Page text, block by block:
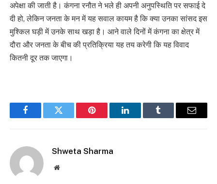
अपेक्षा की जाती है। कंगना रनौत ने भले ही अपनी अनुपस्थिति पर सफाई दे
दी हो, लेकिन जनता के मन में यह सवाल कायम है कि क्या उनका सांसद इस
मुश्किल घड़ी में उनके साथ खड़ा है। आने वाले दिनों में कंगना का क्षेत्र में
दौरा और जनता के बीच की प्रतिक्रिया यह तय करेगी कि यह विवाद
कितनी दूर तक जाएगा।
FacebookTwitter Pinterest LinkedInTumblr Email
Shweta Sharma
Website